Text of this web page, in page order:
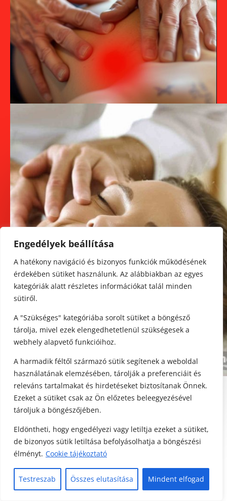
Engedélyek beállítása
A hatékony navigáció és bizonyos funkciók működésének
érdekében sütiket használunk. Az alábbiakban az egyes
kategóriák alatt részletes információkat talál minden
sütiről.
A "Szükséges" kategóriába sorolt sütiket a böngésző
tárolja, mivel ezek elengedhetetlenül szükségesek a
webhely alapvető funkcióihoz.
A harmadik féltől származó sütik segítenek a weboldal
használatának elemzésében, tárolják a preferenciáit és
releváns tartalmakat és hirdetéseket biztosítanak Önnek.
Ezeket a sütiket csak az Ön előzetes beleegyezésével
tároljuk a böngészőjében.
Eldöntheti, hogy engedélyezi vagy letiltja ezeket a sütiket,
de bizonyos sütik letiltása befolyásolhatja a böngészési
élményt. Cookie tájékoztató
Testreszab Összes elutasítása Mindent elfogad
MASSZÁZZSAL